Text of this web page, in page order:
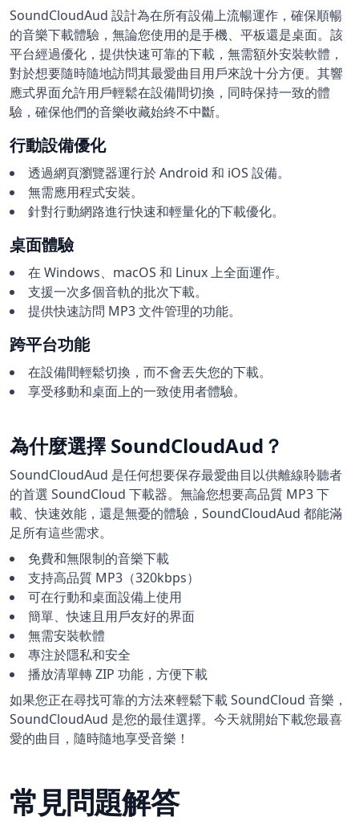
SoundCloudAud 設計為在所有設備上流暢運作，確保順暢
的音樂下載體驗，無論您使用的是手機、平板還是桌面。該
平台經過優化，提供快速可靠的下載，無需額外安裝軟體，
對於想要隨時隨地訪問其最愛曲目用戶來說十分方便。其響
應式界面允許用戶輕鬆在設備間切換，同時保持一致的體
驗，確保他們的音樂收藏始終不中斷。
行動設備優化
透過網頁瀏覽器運行於 Android 和 iOS 設備。
無需應用程式安裝。
針對行動網路進行快速和輕量化的下載優化。
桌面體驗
在 Windows、macOS 和 Linux 上全面運作。
支援一次多個音軌的批次下載。
提供快速訪問 MP3 文件管理的功能。
跨平台功能
在設備間輕鬆切換，而不會丟失您的下載。
享受移動和桌面上的一致使用者體驗。
為什麼選擇 SoundCloudAud？
SoundCloudAud 是任何想要保存最愛曲目以供離線聆聽者
的首選 SoundCloud 下載器。無論您想要高品質 MP3 下
載、快速效能，還是無憂的體驗，SoundCloudAud 都能滿
足所有這些需求。
免費和無限制的音樂下載
支持高品質 MP3（320kbps）
可在行動和桌面設備上使用
簡單、快速且用戶友好的界面
無需安裝軟體
專注於隱私和安全
播放清單轉 ZIP 功能，方便下載
如果您正在尋找可靠的方法來輕鬆下載 SoundCloud 音樂，
SoundCloudAud 是您的最佳選擇。今天就開始下載您最喜
愛的曲目，隨時隨地享受音樂！
常見問題解答